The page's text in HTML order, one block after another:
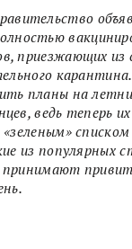
приезжающих из
планы на
ведь теперь
из популярных